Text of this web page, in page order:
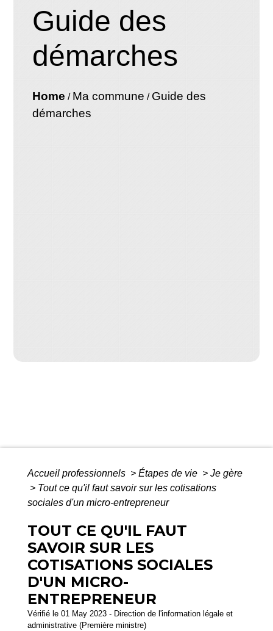
Guide des
démarches
Home / Ma commune / Guide des
démarches
Accueil professionnels > Étapes de vie > Je gère
> Tout ce qu'il faut savoir sur les cotisations
sociales d'un micro-entrepreneur
TOUT CE QU'IL FAUT
SAVOIR SUR LES
COTISATIONS SOCIALES
D'UN MICRO-
ENTREPRENEUR
Vérifié le 01 May 2023 - Direction de l'information légale et
administrative (Première ministre)